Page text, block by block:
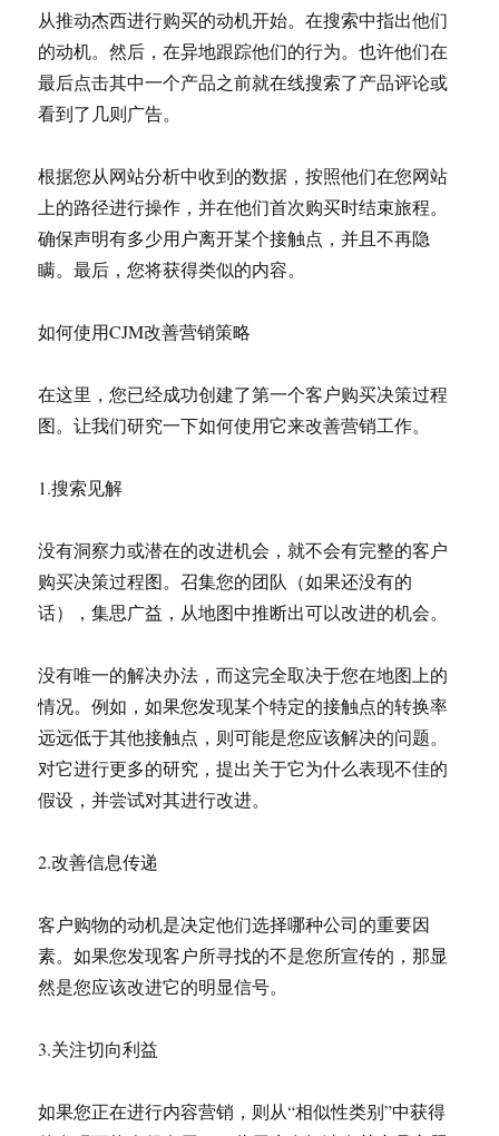
从推动杰西进行购买的动机开始。在搜索中指出他们
的动机。然后，在异地跟踪他们的行为。也许他们在
最后点击其中一个产品之前就在线搜索了产品评论或
看到了几则广告。
根据您从网站分析中收到的数据，按照他们在您网站
上的路径进行操作，并在他们首次购买时结束旅程。
确保声明有多少用户离开某个接触点，并且不再隐
瞒。最后，您将获得类似的内容。
如何使用CJM改善营销策略
在这里，您已经成功创建了第一个客户购买决策过程
图。让我们研究一下如何使用它来改善营销工作。
1.搜索见解
没有洞察力或潜在的改进机会，就不会有完整的客户
购买决策过程图。召集您的团队（如果还没有的
话），集思广益，从地图中推断出可以改进的机会。
没有唯一的解决办法，而这完全取决于您在地图上的
情况。例如，如果您发现某个特定的接触点的转换率
远远低于其他接触点，则可能是您应该解决的问题。
对它进行更多的研究，提出关于它为什么表现不佳的
假设，并尝试对其进行改进。
2.改善信息传递
客户购物的动机是决定他们选择哪种公司的重要因
素。如果您发现客户所寻找的不是您所宣传的，那显
然是您应该改进它的明显信号。
3.关注切向利益
如果您正在进行内容营销，则从“相似性类别”中获得